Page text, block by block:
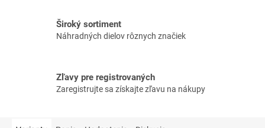
Široký sortiment
Náhradných dielov rôznych značiek
Zľavy pre registrovaných
Zaregistrujte sa získajte zľavu na nákupy